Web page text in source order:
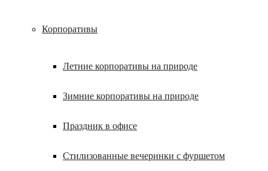
Корпоративы
Летние корпоративы на природе
Зимние корпоративы на природе
Праздник в офисе
Стилизованные вечеринки с фуршетом